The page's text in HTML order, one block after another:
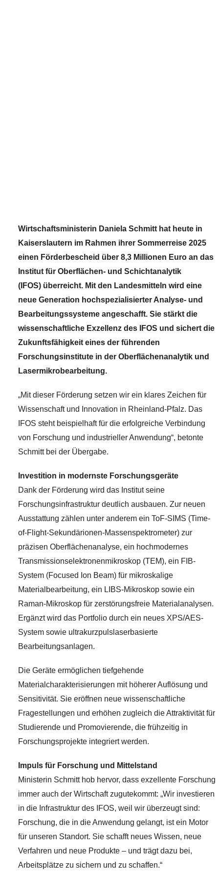
Wirtschaftsministerin Daniela Schmitt hat heute in
Kaiserslautern im Rahmen ihrer Sommerreise 2025
einen Förderbescheid über 8,3 Millionen Euro an das
Institut für Oberflächen- und Schichtanalytik
(IFOS) überreicht. Mit den Landesmitteln wird eine
neue Generation hochspezialisierter Analyse- und
Bearbeitungssysteme angeschafft. Sie stärkt die
wissenschaftliche Exzellenz des IFOS und sichert die
Zukunftsfähigkeit eines der führenden
Forschungsinstitute in der Oberflächenanalytik und
Lasermikrobearbeitung.
„Mit dieser Förderung setzen wir ein klares Zeichen für
Wissenschaft und Innovation in Rheinland-Pfalz. Das
IFOS steht beispielhaft für die erfolgreiche Verbindung
von Forschung und industrieller Anwendung“, betonte
Schmitt bei der Übergabe.
Investition in modernste Forschungsgeräte
Dank der Förderung wird das Institut seine
Forschungsinfrastruktur deutlich ausbauen. Zur neuen
Ausstattung zählen unter anderem ein ToF-SIMS (Time-
of-Flight-Sekundärionen-Massenspektrometer) zur
präzisen Oberflächenanalyse, ein hochmodernes
Transmissionselektronenmikroskop (TEM), ein FIB-
System (Focused Ion Beam) für mikroskalige
Materialbearbeitung, ein LIBS-Mikroskop sowie ein
Raman-Mikroskop für zerstörungsfreie Materialanalysen.
Ergänzt wird das Portfolio durch ein neues XPS/AES-
System sowie ultrakurzpulslaserbasierte
Bearbeitungsanlagen.
Die Geräte ermöglichen tiefgehende
Materialcharakterisierungen mit höherer Auflösung und
Sensitivität. Sie eröffnen neue wissenschaftliche
Fragestellungen und erhöhen zugleich die Attraktivität für
Studierende und Promovierende, die frühzeitig in
Forschungsprojekte integriert werden.
Impuls für Forschung und Mittelstand
Ministerin Schmitt hob hervor, dass exzellente Forschung
immer auch der Wirtschaft zugutekommt: „Wir investieren
in die Infrastruktur des IFOS, weil wir überzeugt sind:
Forschung, die in die Anwendung gelangt, ist ein Motor
für unseren Standort. Sie schafft neues Wissen, neue
Verfahren und neue Produkte – und trägt dazu bei,
Arbeitsplätze zu sichern und zu schaffen.“